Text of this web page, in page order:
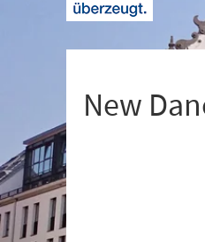
New